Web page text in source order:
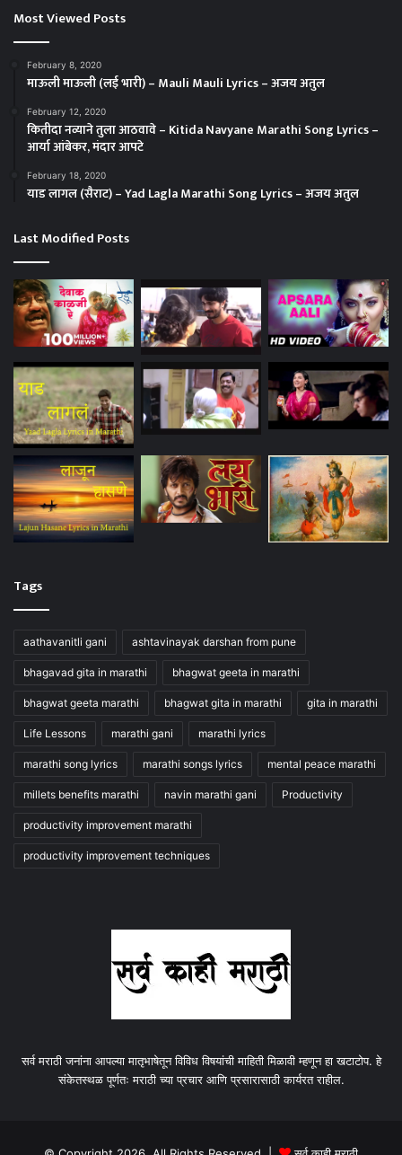
Most Viewed Posts
February 8, 2020
माऊली माऊली (लई भारी) – Mauli Mauli Lyrics – अजय अतुल
February 12, 2020
कितीदा नव्याने तुला आठवावे – Kitida Navyane Marathi Song Lyrics –
आर्या आंबेकर, मंदार आपटे
February 18, 2020
याड लागल (सैराट) – Yad Lagla Marathi Song Lyrics – अजय अतुल
Last Modified Posts
Tags
aathavanitli gani ashtavinayak darshan from pune
bhagavad gita in marathi bhagwat geeta in marathi
bhagwat geeta marathi bhagwat gita in marathi gita in marathi
Life Lessons marathi gani marathi lyrics
marathi song lyrics marathi songs lyrics mental peace marathi
millets benefits marathi navin marathi gani Productivity
productivity improvement marathi
productivity improvement techniques
सर्व मराठी जनांना आपल्या मातृभाषेतून विविध विषयांची माहिती मिळावी म्हणून हा खटाटोप. हे
संकेतस्थळ पूर्णतः मराठी च्या प्रचार आणि प्रसारासाठी कार्यरत राहील.